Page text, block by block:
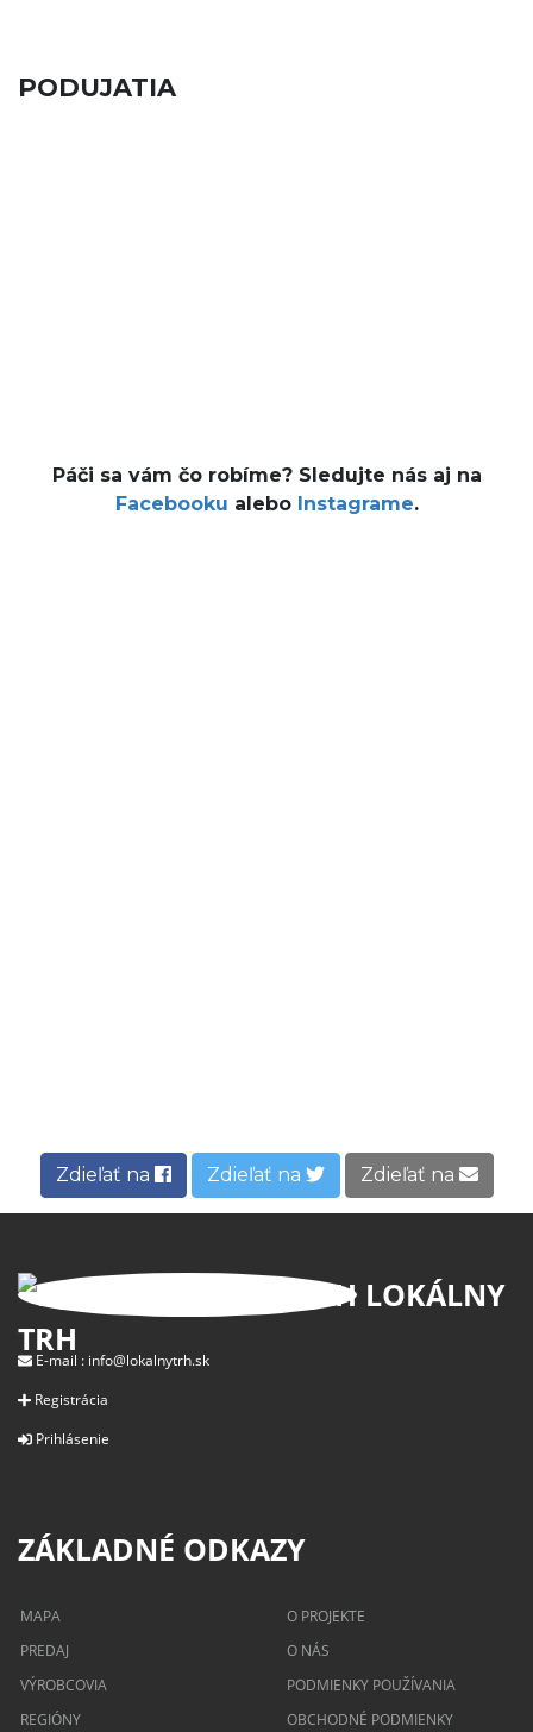
PODUJATIA
Páči sa vám čo robíme? Sledujte nás aj na
Facebooku alebo Instagrame.
Zdieľať na Zdieľať na Zdieľať na
LOKÁLNY
TRH
E-mail : info@lokalnytrh.sk
Registrácia
Prihlásenie
ZÁKLADNÉ ODKAZY
MAPA
PREDAJ
VÝROBCOVIA
REGIÓNY
O PROJEKTE
O NÁS
PODMIENKY POUŽÍVANIA
OBCHODNÉ PODMIENKY